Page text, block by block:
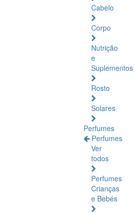
Cabelo
Corpo
Nutrição
e
Suplementos
Rosto
Solares
Perfumes
Perfumes
Ver
todos
Perfumes
Crianças
e Bebés